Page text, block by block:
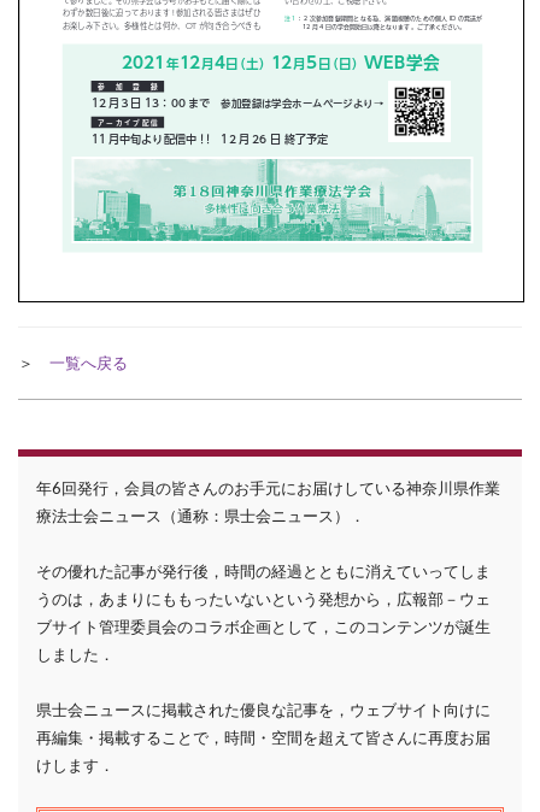
＞ 一覧へ戻る
年6回発行，会員の皆さんのお手元にお届けしている神奈川県作業
療法士会ニュース（通称：県士会ニュース）．
その優れた記事が発行後，時間の経過とともに消えていってしま
うのは，あまりにももったいないという発想から，広報部－ウェ
ブサイト管理委員会のコラボ企画として，このコンテンツが誕生
しました．
県士会ニュースに掲載された優良な記事を，ウェブサイト向けに
再編集・掲載することで，時間・空間を超えて皆さんに再度お届
けします．